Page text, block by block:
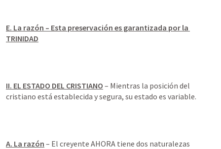
E. La razón – Esta preservación es garantizada por la
TRINIDAD
II. EL ESTADO DEL CRISTIANO – Mientras la posición del
cristiano está establecida y segura, su estado es variable.
A. La razón – El creyente AHORA tiene dos naturalezas